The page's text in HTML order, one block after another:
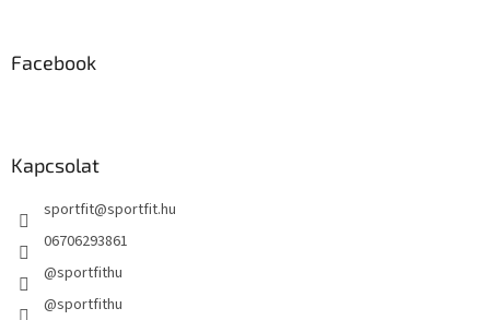
Facebook
Kapcsolat
sportfit@sportfit.hu
06706293861
@sportfithu
@sportfithu